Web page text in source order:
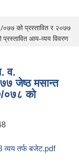
को प्रस्तावित र २०७७
आय-व्यय विवरण
व.
जेष्ठ मसान्त
०७८ को
व्यय तर्फ बजेट.pdf